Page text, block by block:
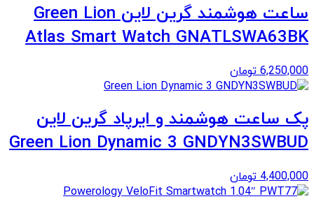
ساعت هوشمند گرین لاین Green Lion
Atlas Smart Watch GNATLSWA63BK
6,250,000 تومان
پک ساعت هوشمند و ایرپاد گرین لاین
Green Lion Dynamic 3 GNDYN3SWBUD
4,400,000 تومان